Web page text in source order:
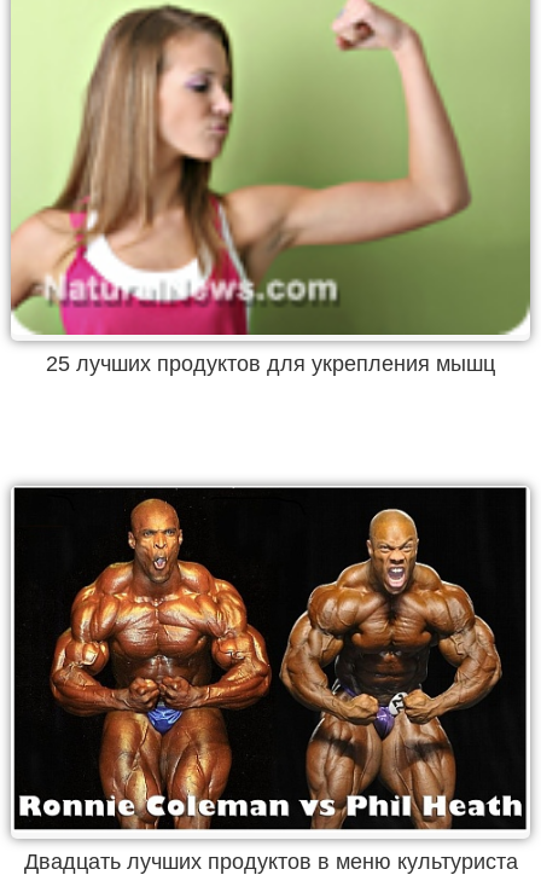
25 лучших продуктов для укрепления мышц
Двадцать лучших продуктов в меню культуриста